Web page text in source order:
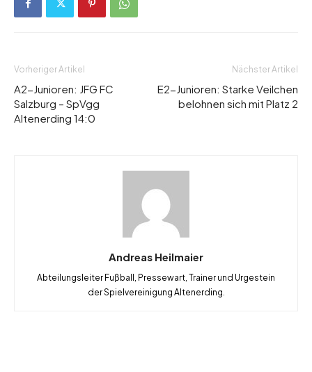
Vorheriger Artikel
A2-Junioren: JFG FC
Salzburg – SpVgg
Altenerding 14:0
Nächster Artikel
E2-Junioren: Starke Veilchen
belohnen sich mit Platz 2
Andreas Heilmaier
Abteilungsleiter Fußball, Pressewart, Trainer und Urgestein
der Spielvereinigung Altenerding.